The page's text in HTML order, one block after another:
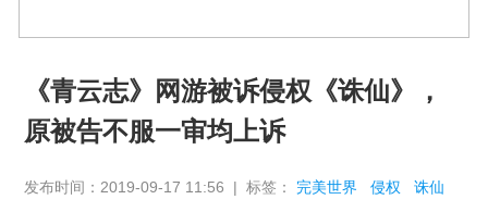
《青云志》网游被诉侵权《诛仙》，
原被告不服一审均上诉
发布时间：2019-09-17 11:56 | 标签： 完美世界 侵权 诛仙